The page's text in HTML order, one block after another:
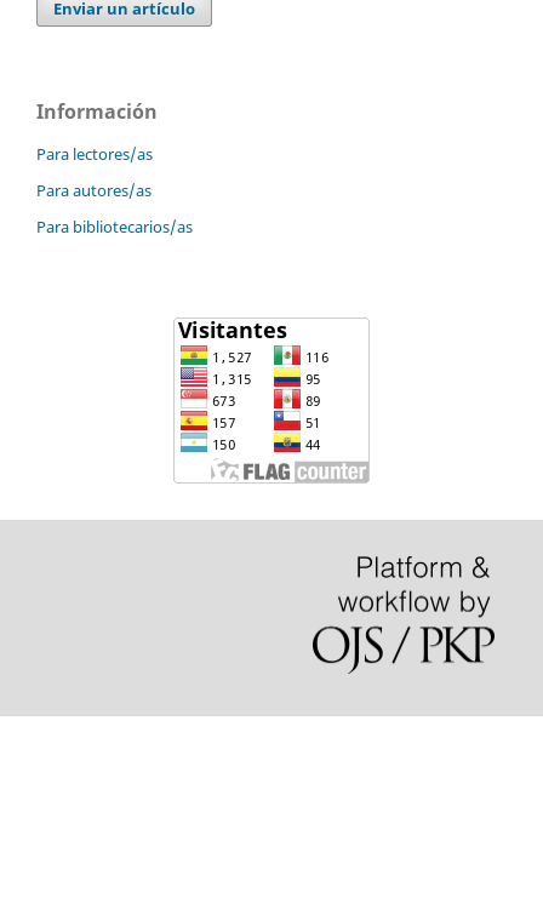
Enviar un artículo
Información
Para lectores/as
Para autores/as
Para bibliotecarios/as